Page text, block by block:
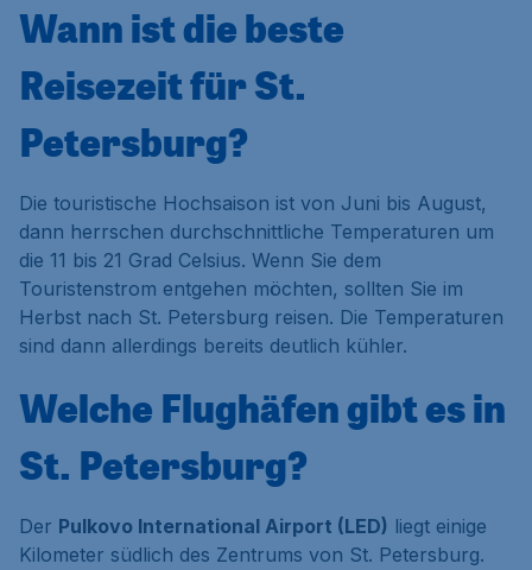
Wann ist die beste
Reisezeit für St.
Petersburg?
Die touristische Hochsaison ist von Juni bis August,
dann herrschen durchschnittliche Temperaturen um
die 11 bis 21 Grad Celsius. Wenn Sie dem
Touristenstrom entgehen möchten, sollten Sie im
Herbst nach St. Petersburg reisen. Die Temperaturen
sind dann allerdings bereits deutlich kühler.
Welche Flughäfen gibt es in
St. Petersburg?
Der Pulkovo International Airport (LED) liegt einige
Kilometer südlich des Zentrums von St. Petersburg.